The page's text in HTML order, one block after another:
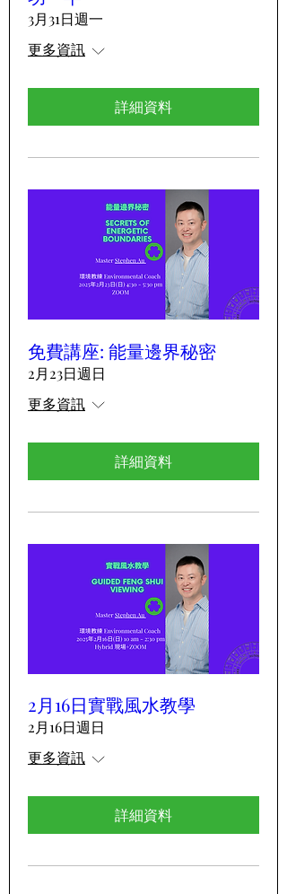
3月31日週一
更多資訊
詳細資料
免費講座: 能量邊界秘密
2月23日週日
更多資訊
詳細資料
2月16日實戰風水教學
2月16日週日
更多資訊
詳細資料